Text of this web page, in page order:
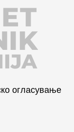
огласување